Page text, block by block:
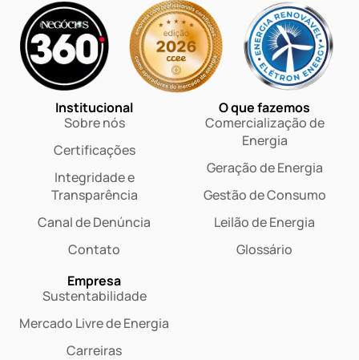
Institucional
Sobre nós
Certificações
Integridade e
Transparência
Canal de Denúncia
Contato
O que fazemos
Comercialização de
Energia
Geração de Energia
Gestão de Consumo
Leilão de Energia
Glossário
Empresa
Sustentabilidade
Mercado Livre de Energia
Carreiras